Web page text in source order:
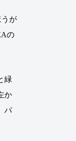
が
の
緑
か
パ